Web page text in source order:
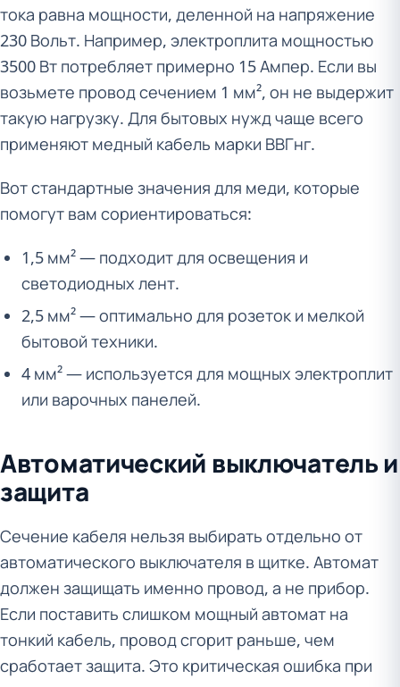
тока равна мощности, деленной на напряжение
230 Вольт. Например, электроплита мощностью
3500 Вт потребляет примерно 15 Ампер. Если вы
возьмете провод сечением 1 мм², он не выдержит
такую нагрузку. Для бытовых нужд чаще всего
применяют медный кабель марки ВВГнг.
Вот стандартные значения для меди, которые
помогут вам сориентироваться:
1,5 мм² — подходит для освещения и
светодиодных лент.
2,5 мм² — оптимально для розеток и мелкой
бытовой техники.
4 мм² — используется для мощных электроплит
или варочных панелей.
Автоматический выключатель и
защита
Сечение кабеля нельзя выбирать отдельно от
автоматического выключателя в щитке. Автомат
должен защищать именно провод, а не прибор.
Если поставить слишком мощный автомат на
тонкий кабель, провод сгорит раньше, чем
сработает защита. Это критическая ошибка при